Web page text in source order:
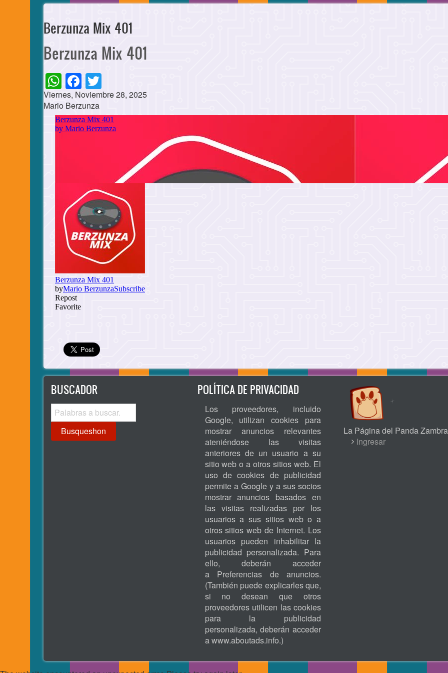
Berzunza Mix 401
Berzunza Mix 401
WhatsApp
Facebook
Viernes, Noviembre 28, 2025
Mario Berzunza
Cuerpo
BUSCADOR
Busqueshon
POLÍTICA DE PRIVACIDAD
Los proveedores, incluido
Google, utilizan cookies para
mostrar anuncios relevantes
ateniéndose las visitas
anteriores de un usuario a su
sitio web o a otros sitios web. El
uso de cookies de publicidad
permite a Google y a sus socios
mostrar anuncios basados en
las visitas realizadas por los
usuarios a sus sitios web o a
otros sitios web de Internet. Los
usuarios pueden inhabilitar la
publicidad personalizada. Para
ello, deberán acceder
a Preferencias de anuncios.
(También puede explicarles que,
si no desean que otros
proveedores utilicen las cookies
para la publicidad
personalizada, deberán acceder
awww.aboutads.info.)
La Página del Panda
USERIngresar